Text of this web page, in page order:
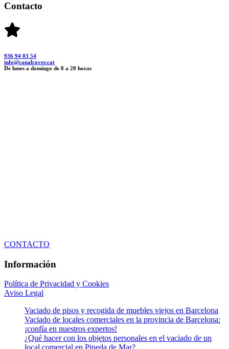
Contacto
936 94 03 54
info@canalcover.cat
De lunes a domingo de 8 a 20 horas
CONTACTO
Información
Política de Privacidad y Cookies
Aviso Legal
Vaciado de pisos y recogida de muebles viejos en Barcelona
Vaciado de locales comerciales en la provincia de Barcelona:
¡confía en nuestros expertos!
¿Qué hacer con los objetos personales en el vaciado de un